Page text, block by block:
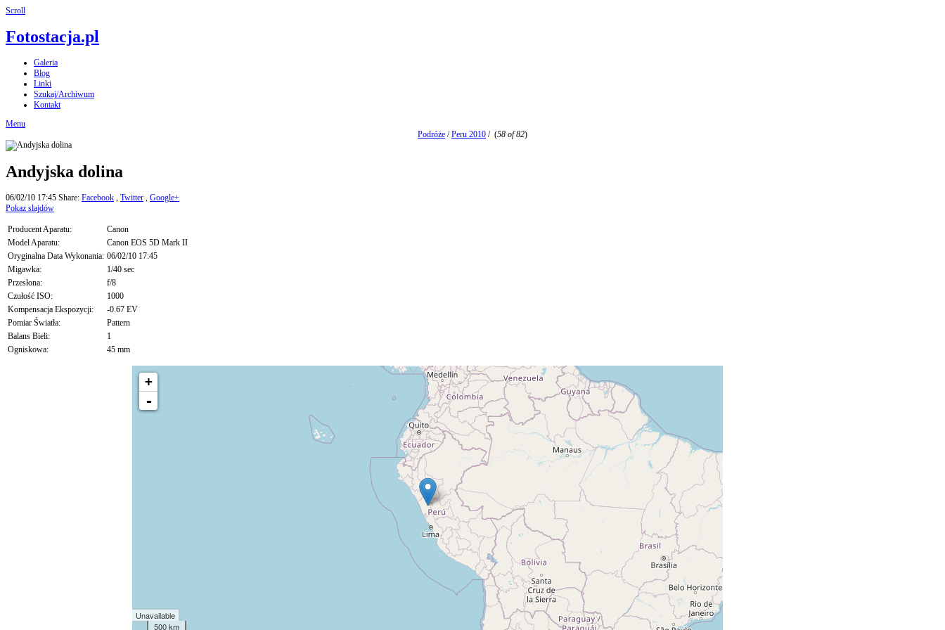
Scroll
Fotostacja.pl
Galeria
Blog
Linki
Szukaj/Archiwum
Kontakt
Menu
Podróże /Peru 2010 / (58 of 82)
Andyjska dolina
06/02/10 17:45 Share: Facebook , Twitter , Google+
Pokaz slajdów
Producent Aparatu:
Canon
Model Aparatu:
Canon EOS 5D Mark II
Oryginalna Data Wykonania: 06/02/10 17:45
Migawka:
1/40 sec
Przesłona:
f/8
Czułość ISO:
1000
Kompensacja Ekspozycji:
-0.67 EV
Pomiar Światła:
Pattern
Balans Bieli:
1
Ogniskowa:
45 mm
+
-
Unavailable
500 km